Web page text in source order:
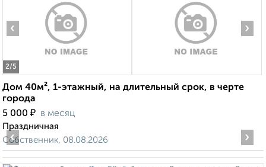
2/5
‹ ›
Дом 40м², 1-этажный, на длительный срок, в черте
города
5 000 ₽ в месяц
Праздничная
Собственник, 08.08.2026
‹ ›